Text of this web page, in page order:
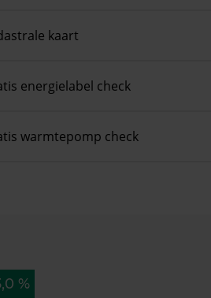
kaart
energielabel check
warmtepomp check
%